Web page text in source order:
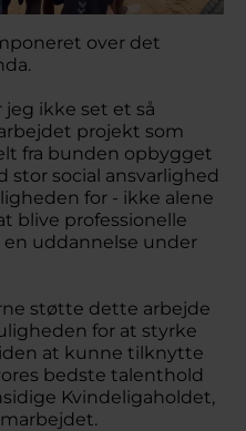
over det
jeg ikke set et så
projekt som
fra bunden opbygget
stor social ansvarlighed
for - ikke alene
blive professionelle
uddannelse under
støtte dette arbejde
for at styrke
at kunne tilknytte
bedste talenthold
Kvindeligaholdet,